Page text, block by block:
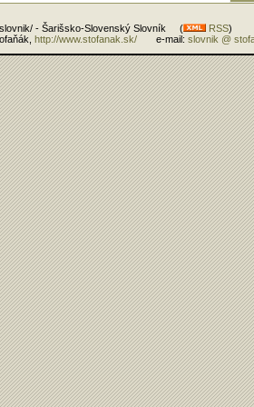
slovnik/ - Šarišsko-Slovenský Slovník ( RSS)
http://www.stofanak.sk/e-mail: slovnik @